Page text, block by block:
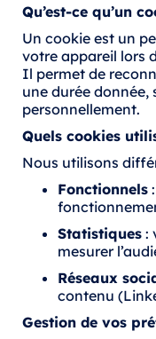
Qu’est-ce qu’un
Un cookie est un
votre appareil lors
Il permet de
une durée
personnellement.
Quels cookies
Nous utilisons
Fonctionnels
Statistiques :
mesurer
Réseaux
contenu
Gestion de vos